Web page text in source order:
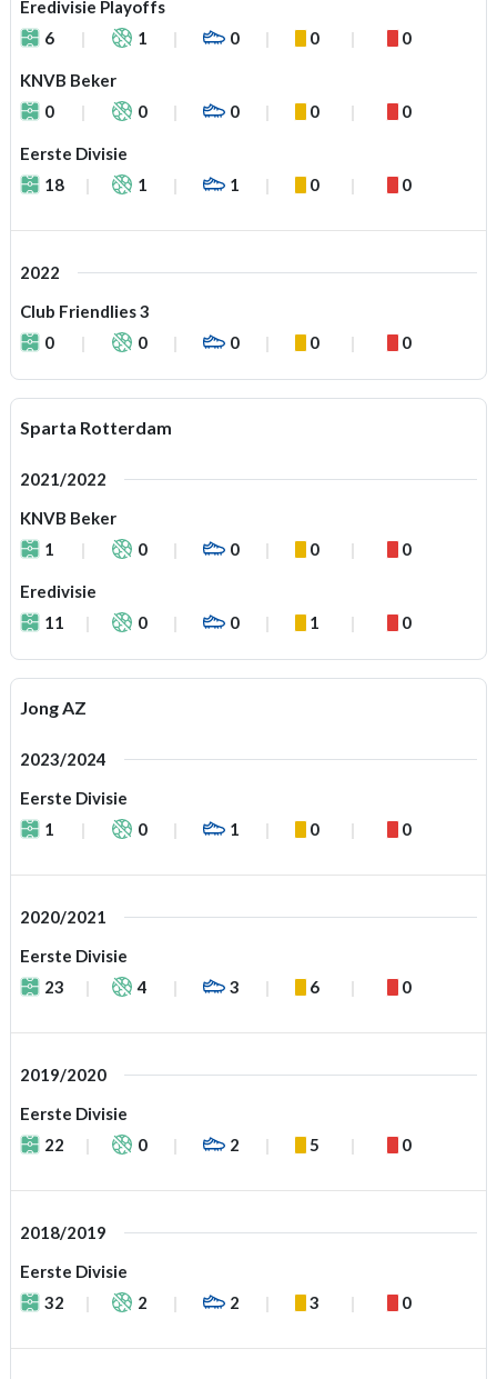
Eredivisie Playoffs
6
1 0 0 0
KNVB Beker
0
0 0 0 0
Eerste Divisie
18
1 1 0 0
2022
Club Friendlies 3
0
0 0 0 0
Sparta Rotterdam
2021/2022
KNVB Beker
1
0 0 0 0
Eredivisie
11
0 0 1 0
Jong AZ
2023/2024
Eerste Divisie
1
0 1 0 0
2020/2021
Eerste Divisie
23
4 3 6 0
2019/2020
Eerste Divisie
22
0 2 5 0
2018/2019
Eerste Divisie
32
2 2 3 0